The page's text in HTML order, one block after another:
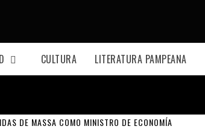
CULTURA LITERATURA PAMPEANA
DE MASSA COMO MINISTRO DE ECONOMÍA